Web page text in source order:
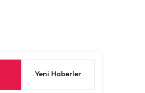
Yeni Haberler